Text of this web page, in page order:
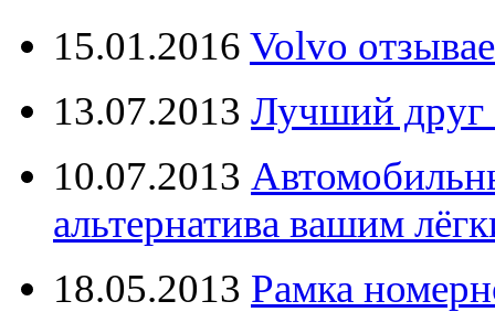
15.01.2016 Volvo
13.07.2013 Лучший друг
10.07.2013
альтернатива вашим
18.05.2013 Рамка